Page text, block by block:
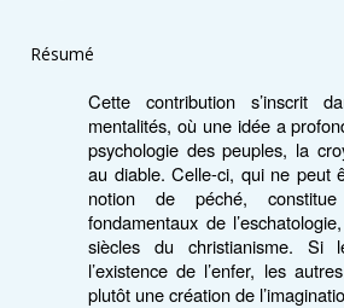
Résumé
Cette contribution s’inscrit
mentalités, où une idée a
psychologie des peuples, la
au diable. Celle-ci, qui ne peut
notion de péché,
fondamentaux de
siècles du christianisme. Si
l’existence de l’enfer, les
plutôt une création de